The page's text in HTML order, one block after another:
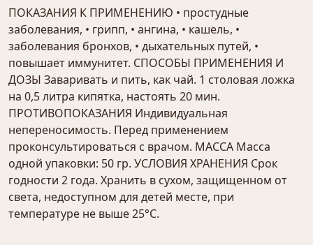
ПОКАЗАНИЯ К ПРИМЕНЕНИЮ • простудные
заболевания, • грипп, • ангина, • кашель, •
заболевания бронхов, • дыхательных путей, •
повышает иммунитет. СПОСОБЫ ПРИМЕНЕНИЯ И
ДОЗЫ Заваривать и пить, как чай. 1 столовая ложка
на 0,5 литра кипятка, настоять 20 мин.
ПРОТИВОПОКАЗАНИЯ Индивидуальная
непереносимость. Перед применением
проконсультироваться с врачом. МАССА Масса
одной упаковки: 50 гр. УСЛОВИЯ ХРАНЕНИЯ Срок
годности 2 года. Хранить в сухом, защищенном от
света, недоступном для детей месте, при
температуре не выше 25°С.